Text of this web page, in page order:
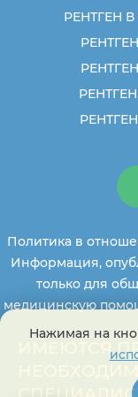
РЕНТГЕН
Политика в
Информация,
только для
медицинскую
ИМЕЮТСЯ
Нажимая на